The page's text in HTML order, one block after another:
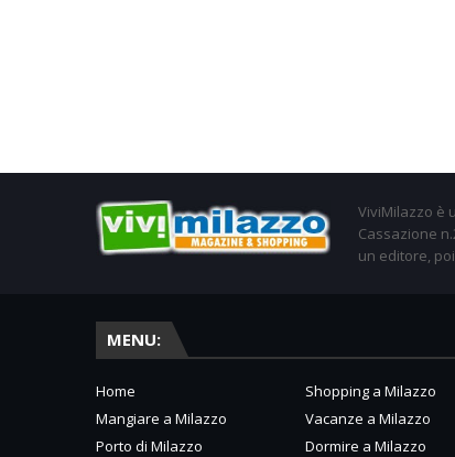
ViviMilazzo è
Cassazione
un editore,
MENU:
Home
Shopping a Milazzo
Mangiare a Milazzo
Vacanze a Milazzo
Porto di Milazzo
Dormire a Milazzo